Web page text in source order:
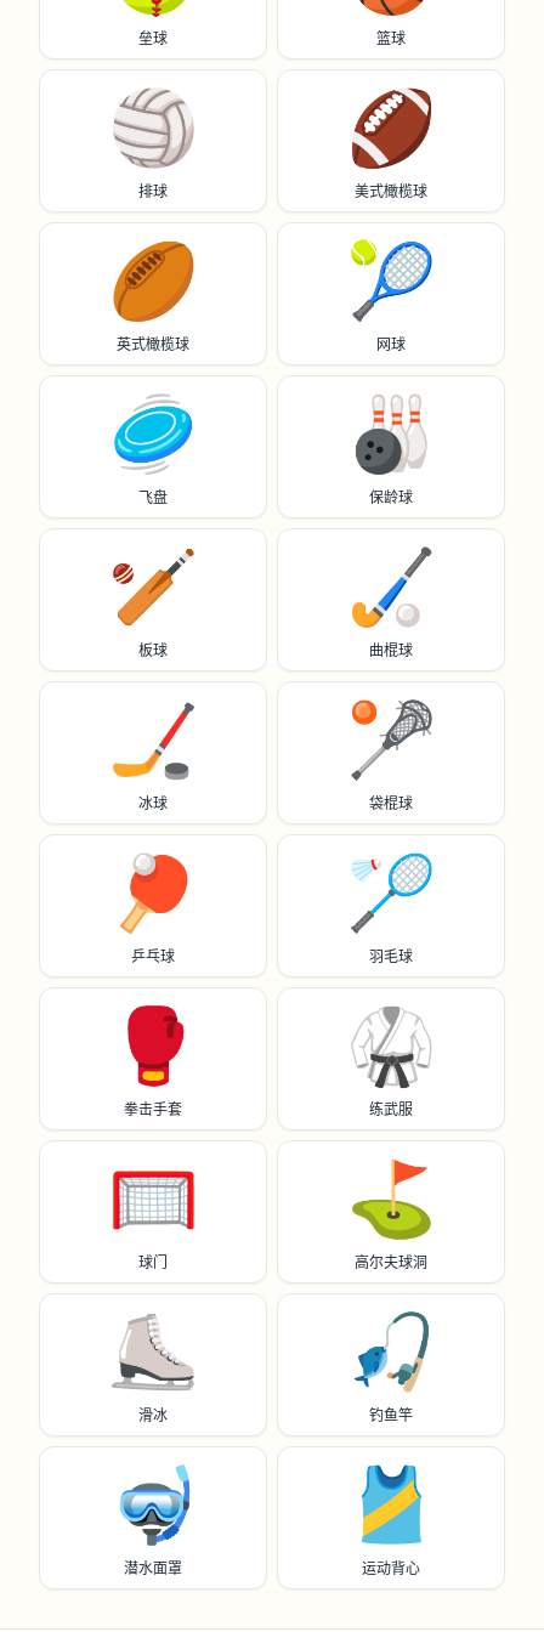
垒球 篮球
🏐
排球
🏈
美式橄榄球
🏉
英式橄榄球
🎾
网球
🥏
飞盘
🎳
保龄球
🏏
板球
🏑
曲棍球
🏒
冰球
🥍
袋棍球
🏓
乒乓球
🏸
羽毛球
🥊
拳击手套
🥋
练武服
🥅
球门
⛳️
高尔夫球洞
⛸️
滑冰
🎣
钓鱼竿
🤿
潜水面罩
🎽
运动背心